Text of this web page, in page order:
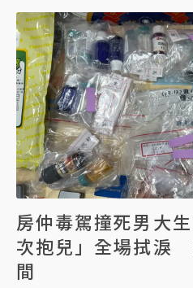
房仲毒駕撞死男大
次抱兒」全場拭淚
間